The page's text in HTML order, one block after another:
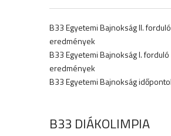
B33 Egyetemi Bajnokság II. forduló
eredmények
B33 Egyetemi Bajnokság I. forduló
eredmények
B33 Egyetemi Bajnokság
B33 DIÁKOLIMPIA